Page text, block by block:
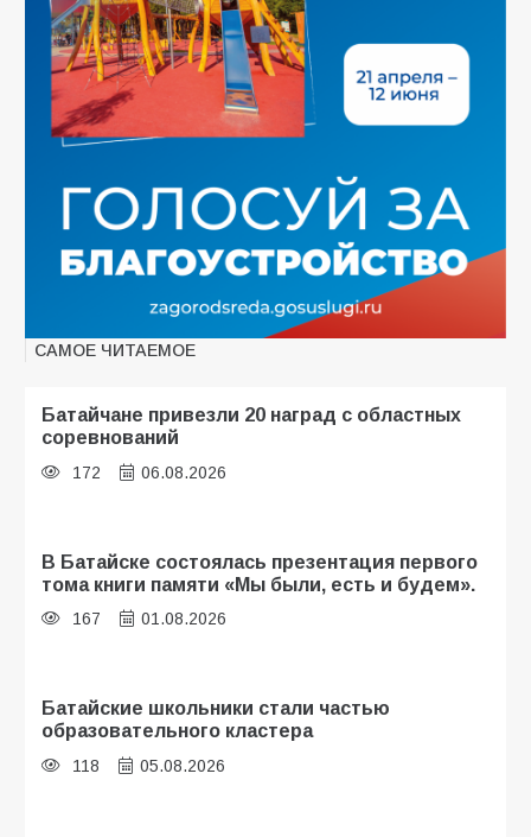
САМОЕ ЧИТАЕМОЕ
Батайчане привезли 20 наград с областных
соревнований
172 06.08.2026
В Батайске состоялась презентация первого
тома книги памяти «Мы были, есть и будем».
167 01.08.2026
Батайские школьники стали частью
образовательного кластера
118 05.08.2026